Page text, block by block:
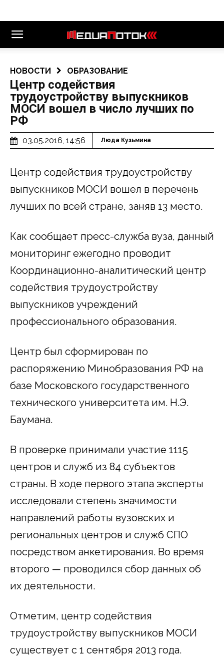
НОВОСТИ ОБРАЗОВАНИЕ
Центр содействия
трудоустройству выпускников
МОСИ вошел в число лучших по
РФ
03.05.2016, 14:56 Люда Кузьмина
Центр содействия трудоустройству
выпускников МОСИ вошел в перечень
лучших по всей стране, заняв 13 место.
Как сообщает пресс-служба вуза, данный
мониторинг ежегодно проводит
Координационно-аналитический центр
содействия трудоустройству
выпускников учреждений
профессионального образования.
Центр был сформирован по
распоряжению Минобразования РФ на
базе Московского государственного
технического университета им. Н.Э.
Баумана.
В проверке принимали участие 1115
центров и служб из 84 субъектов
страны. В ходе первого этапа эксперты
исследовали степень значимости
направлений работы вузовских и
региональных центров и служб СПО
посредством анкетирования. Во время
второго — проводился сбор данных об
их деятельности.
Отметим, центр содействия
трудоустройству выпускников МОСИ
существует с 1 сентября 2013 года.